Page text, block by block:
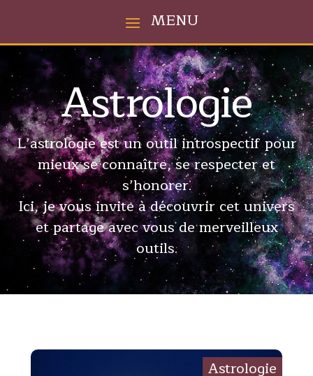
Astrologie
L’astrologie est un outil introspectif pour
mieux se connaître, se respecter et
s’honorer.
Ici, je vous invite à découvrir cet univers
et partage avec vous de merveilleux
outils.